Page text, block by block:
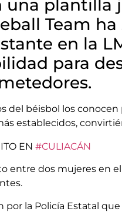
una plantilla
Team
en la
para
del béisbol los
establecidos,
EN#CULIACÁN
entre dos mujeres en
por la Policía Estatal